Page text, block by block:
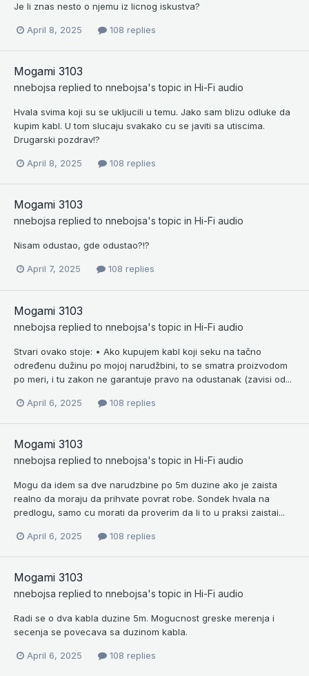
Je li znas nesto o njemu iz licnog iskustva?
April 8, 2025 108 replies
Mogami 3103
nnebojsa replied to nnebojsa's topic in Hi-Fi audio
Hvala svima koji su se ukljucili u temu. Jako sam blizu odluke da
kupim kabl. U tom slucaju svakako cu se javiti sa utiscima.
Drugarski pozdrav!?
April 8, 2025 108 replies
Mogami 3103
nnebojsa replied to nnebojsa's topic in Hi-Fi audio
Nisam odustao, gde odustao?!?
April 7, 2025 108 replies
Mogami 3103
nnebojsa replied to nnebojsa's topic in Hi-Fi audio
Stvari ovako stoje: • Ako kupujem kabl koji seku na tačno
određenu dužinu po mojoj narudžbini, to se smatra proizvodom
po meri, i tu zakon ne garantuje pravo na odustanak (zavisi od...
April 6, 2025 108 replies
Mogami 3103
nnebojsa replied to nnebojsa's topic in Hi-Fi audio
Mogu da idem sa dve narudzbine po 5m duzine ako je zaista
realno da moraju da prihvate povrat robe. Sondek hvala na
predlogu, samo cu morati da proverim da li to u praksi zaistai...
April 6, 2025 108 replies
Mogami 3103
nnebojsa replied to nnebojsa's topic in Hi-Fi audio
Radi se o dva kabla duzine 5m. Mogucnost greske merenja i
secenja se povecava sa duzinom kabla.
April 6, 2025 108 replies